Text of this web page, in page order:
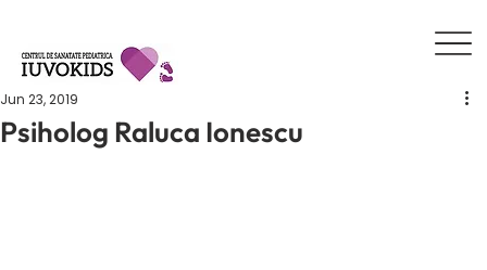
Psiholog Raluca Ionescu
Jun 23, 2019